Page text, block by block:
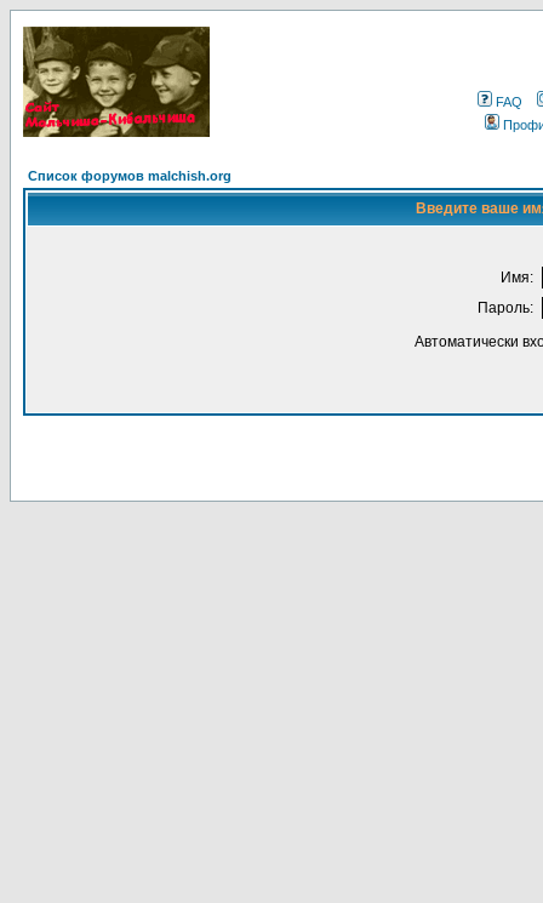
FAQ
Список форумов malchish.org
Введите ваше
Имя:
Пароль:
Автоматически